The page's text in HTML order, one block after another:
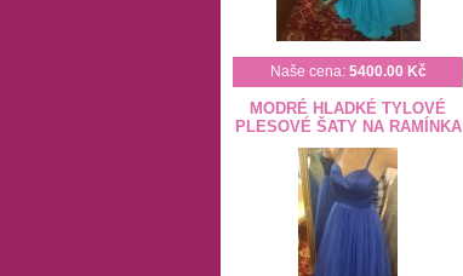
Naše cena: 5400.00 Kč
MODRÉ HLADKÉ TYLOVÉ
PLESOVÉ ŠATY NA RAMÍNKA